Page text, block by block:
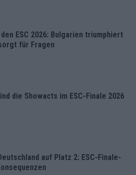
ESC 2026: Bulgarien triumphiert
für Fragen
die Showacts im ESC-Finale 2026
auf Platz 2: ESC-Finale-